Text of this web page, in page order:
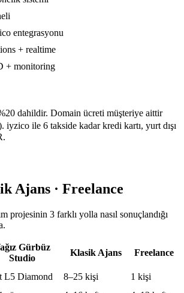
entegrasyonu
+ realtime
+ monitoring
dahildir. Domain ücreti müşteriye aittir
iyzico ile 6 takside kadar kredi kartı, yurt dışı
Ajans · Freelance
projesinin 3 farklı yolla nasıl sonuçlandığı
Gürbüz
Studio
Klasik Ajans
Freelance
L5 Diamond 8–25 kişi
1 kişi